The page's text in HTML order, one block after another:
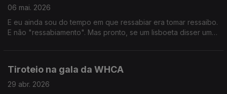
06 mai. 2026
E eu ainda sou do tempo em que ressabiar era tomar ressaibo.
E não "ressabiamento". Mas pronto, se um lisboeta disser uma
Tiroteio na gala da WHCA
29 abr. 2026